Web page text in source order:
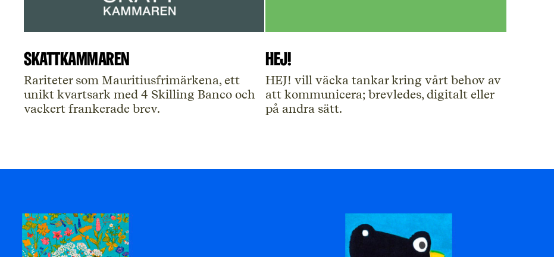
Skattkammaren
Rariteter som Mauritiusfrimärkena, ett
unikt kvartsark med 4 Skilling Banco och
vackert frankerade brev.
HEJ!
HEJ! vill väcka tankar kring vårt behov av
att kommunicera; brevledes, digitalt eller
på andra sätt.